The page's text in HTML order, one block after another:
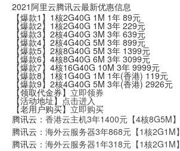
2021阿里云腾讯云最新优惠信息
【爆款1】1核2G40G 1M 1年 89元
【爆款2】1核2G40G 1M 3年 229元
【爆款3】2核4G40G 3M 3年 639元
【爆款4】2核4G40G 5M 3年 899元
【爆款5】2核8G40G 5M 3年 1399元
【爆款6】4核8G40G 6M 3年 3099元
【爆款7】4核16G40G 10M 3年 9999元
【爆款8】1核1G40G 1M 1年(香港) 119元
【爆款9】2核4G40G 5M 3年(香港) 2926元
【领取代金券】 立即领券
【活动地址】 点击进入
【老用户购买】立即购买
腾讯云： 香港云主机3年1400元【4核8G5M】
腾讯云： 海外云服务器3年868元【1核2G1M】
腾讯云： 海外云服务器1年318元【1核2G1M】